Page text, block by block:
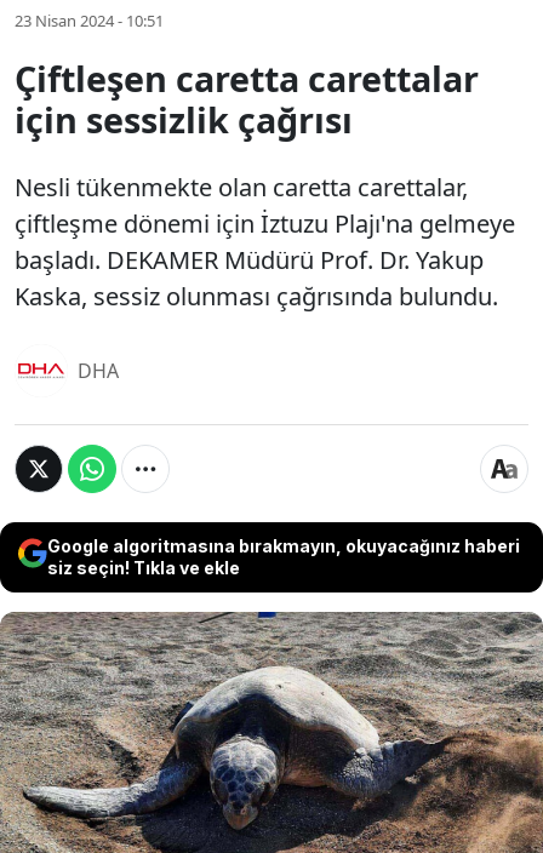
23 Nisan 2024 - 10:51
Çiftleşen caretta carettalar
için sessizlik çağrısı
Nesli tükenmekte olan caretta carettalar,
çiftleşme dönemi için İztuzu Plajı'na gelmeye
başladı. DEKAMER Müdürü Prof. Dr. Yakup
Kaska, sessiz olunması çağrısında bulundu.
DHA
Google algoritmasına bırakmayın, okuyacağınız haberi
siz seçin! Tıkla ve ekle
Nesli tükenmekte olan caretta carettalar,
çiftleşme dönemi için İztuzu Plajı'na
gelmeye başladı. DEKAMER Müdürü Prof.
Dr. Yakup Kaska, sessiz olunması çağrısında
bulundu.